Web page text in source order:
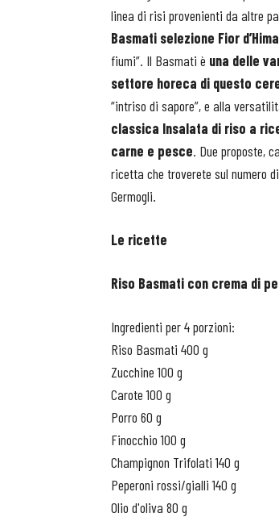
linea di risi provenienti da altre
Basmati selezione Fior
fiumi”. Il Basmati è una delle
settore horeca di questo
“intriso di sapore”, e alla
classica Insalata di riso a
carne e pesce. Due proposte,
ricetta che troverete sul numero
Germogli.
Le ricette
Riso Basmati con crema di
Ingredienti per 4 porzioni:
Riso Basmati 400 g
Zucchine 100 g
Carote 100 g
Porro 60 g
Finocchio 100 g
Champignon Trifolati 140 g
Peperoni rossi/gialli 140 g
Olio d'oliva 80 g